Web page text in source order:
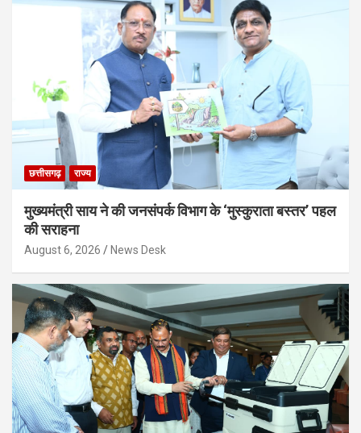
छत्तीसगढ़ राज्य
मुख्यमंत्री साय ने की जनसंपर्क विभाग के ‘मुस्कुराता बस्तर’ पहल
की सराहना
August 6, 2026 News Desk